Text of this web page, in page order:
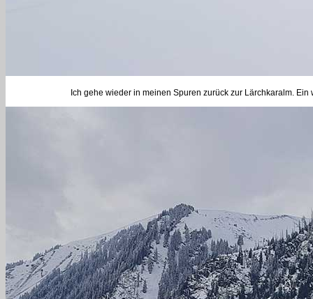
Ich gehe wieder in meinen Spuren zurück zur Lärchkaralm.